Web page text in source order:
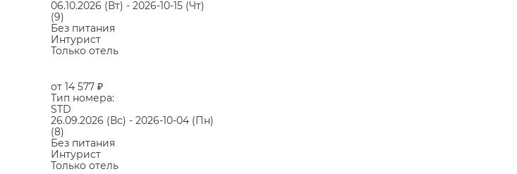
06.10.2026 (Вт) - 2026-10-15 (Чт)
(9)
Без питания
Интурист
Только отель
от 14 577 ₽
Тип номера:
STD
26.09.2026 (Вс) - 2026-10-04 (Пн)
(8)
Без питания
Интурист
Только отель